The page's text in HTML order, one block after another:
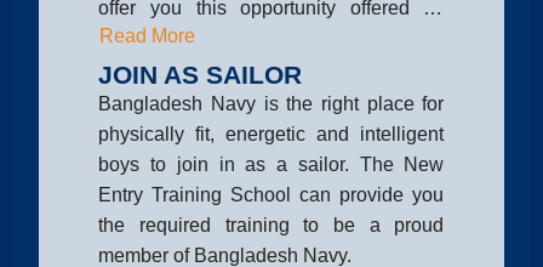
offer you this opportunity offered by
Bangladesh Navy, why don&rsquo;t you
take a chance?
Read More
JOIN AS SAILOR
Bangladesh Navy is the right place for
physically fit, energetic and intelligent
boys to join in as a sailor. The New
Entry Training School can provide you
the required training to be a proud
member of Bangladesh Navy.